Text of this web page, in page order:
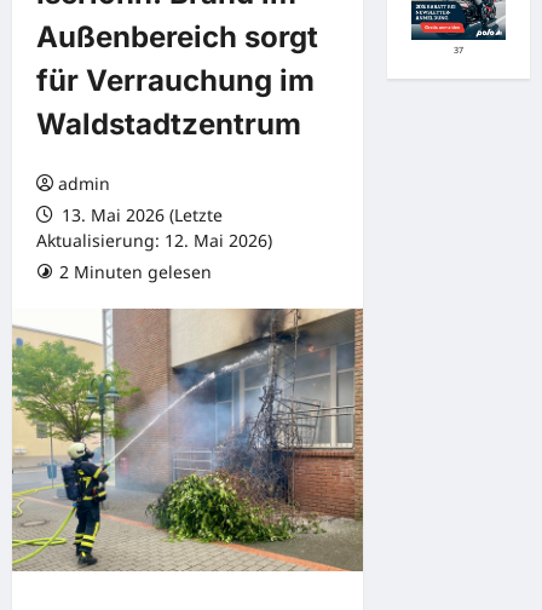
Außenbereich sorgt
für Verrauchung im
Waldstadtzentrum
admin
13. Mai 2026 (Letzte
Aktualisierung: 12. Mai 2026)
2 Minuten gelesen
37